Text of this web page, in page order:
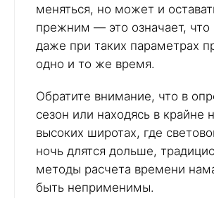
меняться, но может и
прежним — это означает, что
даже при таких параметрах
одно и то же время.
Обратите внимание, что в
сезон или находясь в крайне
высоких широтах, где
ночь длятся дольше,
методы расчета времени
быть неприменимы.